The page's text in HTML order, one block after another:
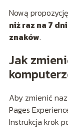
Nową
niż raz na 7 dni
znaków.
Jak
Aby zmienić
Pages
Instrukcja krok